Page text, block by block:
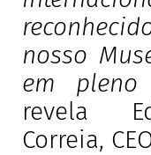
nosso
em pleno
revela
Correia,